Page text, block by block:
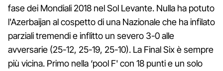
fase dei Mondiali 2018 nel Sol Levante. Nulla ha potuto
l'Azerbaijan al cospetto di una Nazionale che ha infilato
parziali tremendi e inflitto un severo 3-0 alle
avversarie (25-12, 25-19, 25-10). La Final Six è sempre
più vicina. Primo nella ‘pool F' con 18 punti e un solo